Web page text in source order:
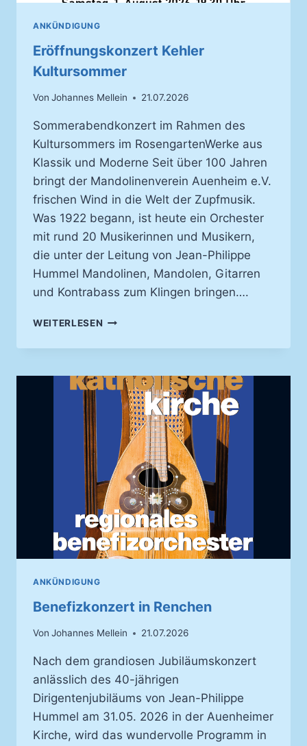
ANKÜNDIGUNG
Eröffnungskonzert Kehler
Kultursommer
Von Johannes Mellein 21.07.2026
Sommerabendkonzert im Rahmen des
Kultursommers im RosengartenWerke aus
Klassik und Moderne Seit über 100 Jahren
bringt der Mandolinenverein Auenheim e.V.
frischen Wind in die Welt der Zupfmusik.
Was 1922 begann, ist heute ein Orchester
mit rund 20 Musikerinnen und Musikern,
die unter der Leitung von Jean-Philippe
Hummel Mandolinen, Mandolen, Gitarren
und Kontrabass zum Klingen bringen….
WEITERLESEN ERÖFFNUNGSKONZERT
KULTURSOMMER
ANKÜNDIGUNG
Benefizkonzert in Renchen
Von Johannes Mellein 21.07.2026
Nach dem grandiosen Jubiläumskonzert
anlässlich des 40-jährigen
Dirigentenjubiläums von Jean-Philippe
Hummel am 31.05. 2026 in der Auenheimer
Kirche, wird das wundervolle Programm in